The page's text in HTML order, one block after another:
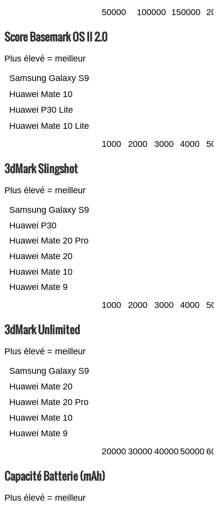
50000 100000 150000
Score Basemark OS II 2.0
Plus élevé = meilleur
Huawei Mate 10 Lite
Huawei P30 Lite
Huawei Mate 10
Samsung Galaxy S9
1000 2000 3000 4000
3dMark Slingshot
Plus élevé = meilleur
Huawei Mate 9
Huawei Mate 10
Huawei Mate 20
Huawei Mate 20 Pro
Huawei P30
Samsung Galaxy S9
1000 2000 3000 4000
3dMark Unlimited
Plus élevé = meilleur
Huawei Mate 9
Huawei Mate 10
Huawei Mate 20 Pro
Huawei Mate 20
Samsung Galaxy S9
20000 30000 4000050000
Capacité Batterie (mAh)
Plus élevé = meilleur